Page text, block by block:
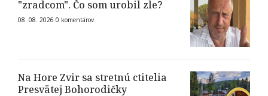
"zradcom". Čo som urobil zle?
08. 08. 2026 0 komentárov
Na Hore Zvir sa stretnú ctitelia
Presvätej Bohorodičky